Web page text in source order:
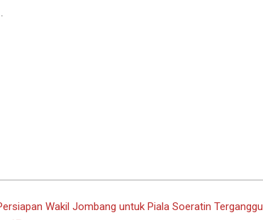
Wakil Jombang untuk Piala Soeratin Terganggu